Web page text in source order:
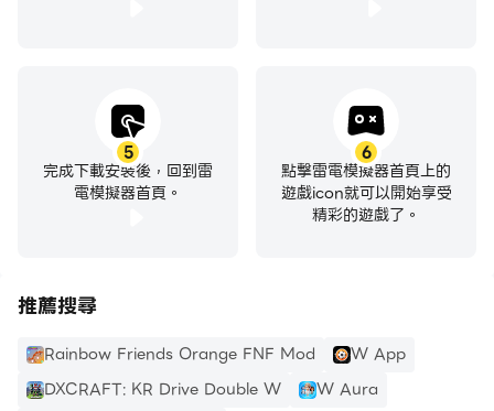
5
完成下載安裝後，回到雷
電模擬器首頁。
6
點擊雷電模擬器首頁上的
遊戲icon就可以開始享受
精彩的遊戲了。
推薦搜尋
Rainbow Friends Orange FNF Mod
W App
DXCRAFT: KR Drive Double W
W Aura